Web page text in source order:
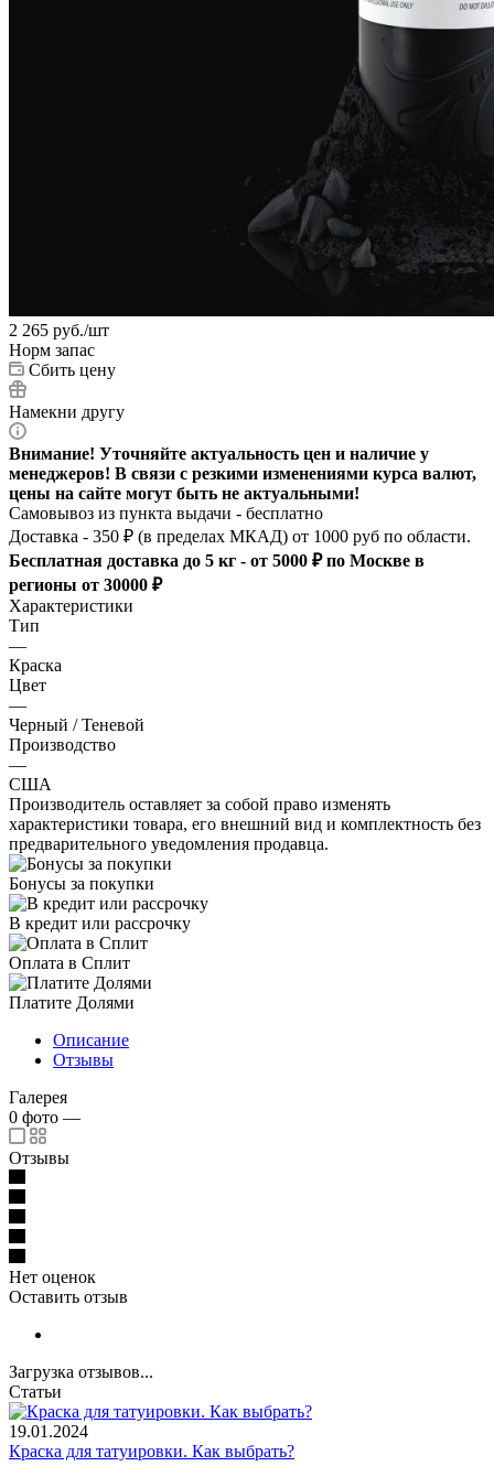
2 265 руб./шт
Норм запас
Сбить цену
Намекни другу
Внимание! Уточняйте актуальность цен и наличие у
менеджеров! В связи с резкими изменениями курса валют,
цены на сайте могут быть не актуальными!
Самовывоз из пункта выдачи - бесплатно
Доставка - 350 ₽ (в пределах МКАД) от 1000 руб по области.
Бесплатная доставка до 5 кг - от 5000 ₽ по Москве в
регионы от 30000 ₽
Характеристики
Тип
—
Краска
Цвет
—
Черный / Теневой
Производство
—
США
Производитель оставляет за собой право изменять
характеристики товара, его внешний вид и комплектность без
предварительного уведомления продавца.
Бонусы за покупки
В кредит или рассрочку
Оплата в Сплит
Платите Долями
Описание
Отзывы
Галерея
0 фото —
Отзывы
Нет оценок
Оставить отзыв
Загрузка отзывов...
Статьи
19.01.2024
Краска для татуировки. Как выбрать?